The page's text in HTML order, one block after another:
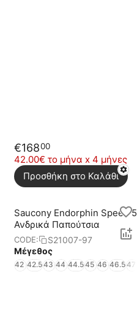
€16800
42.00€ το μήνα x 4 μήνες
Προσθήκη στο Καλάθι
Saucony Endorphin Speed 5
Ανδρικά Παπούτσια
CODE:
S21007-97
Μέγεθος
42 42.543 44 44.545 46 46.547